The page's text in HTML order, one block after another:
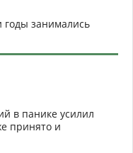
занимались
в панике усилил
принято и